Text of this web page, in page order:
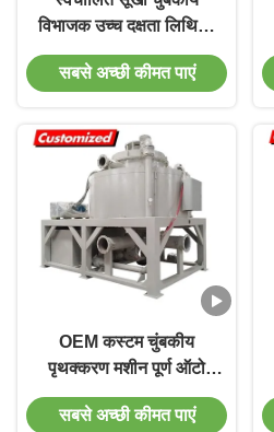
विभाजक उच्च दक्षता लिथियम
बैटरी सामग्री के लिए
सबसे अच्छी कीमत पाएं
OEM कस्टम चुंबकीय
पृथक्करण मशीन पूर्ण ऑटो
गीला चुंबकीय पृथक्करण
सबसे अच्छी कीमत पाएं